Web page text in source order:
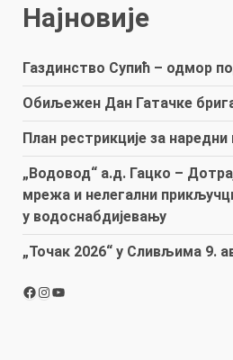
Најновије
Газдинство Супић – одмор
Обиљежен Дан Гатачке
План рестрикције за наредни
„Водовод“ а.д. Гацко –
мрежа и нелегални
у водоснабдијевању
„Точак 2026“ у Сливљима 9.
Facebook
Instagram
YouTube